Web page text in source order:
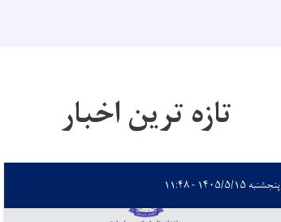
تازه ترین اخبار
پنجشنبه ۱۴۰۵/۵/۱۵ - ۱۱:۴۸